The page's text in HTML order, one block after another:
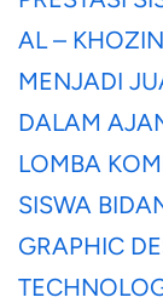
AL –
MENJADI
DALAM
LOMBA
SISWA
GRAPHIC